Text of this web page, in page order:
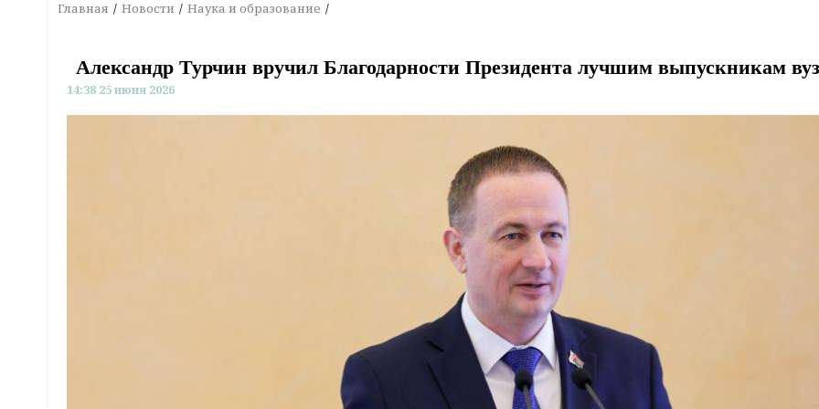
Главная Новости Наука и образование
Александр Турчин вручил Благодарности Президента лучшим выпускникам
14:38 25 июня 2026